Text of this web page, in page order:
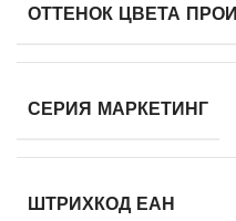
ОТТЕНОК ЦВЕТА
СЕРИЯ МАРКЕТИНГ
ШТРИХКОД ЕАН